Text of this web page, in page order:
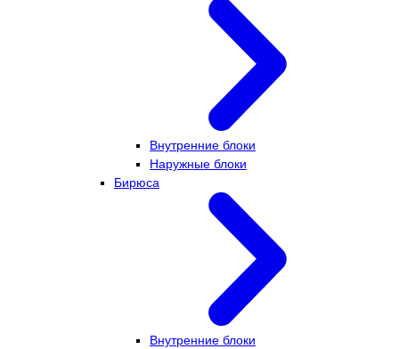
Внутренние блоки
Наружные блоки
Бирюса
Внутренние блоки